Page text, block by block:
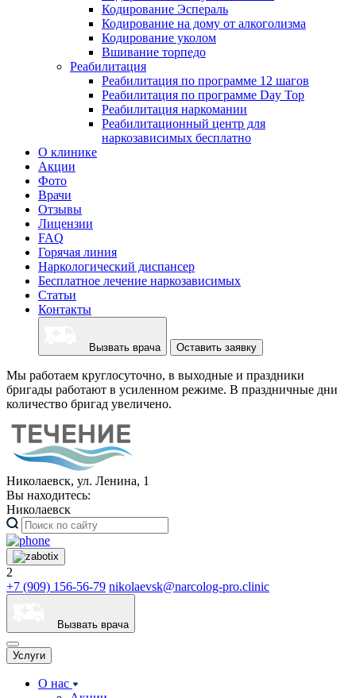
Кодирование Эспераль
Кодирование на дому от алкоголизма
Кодирование уколом
Вшивание торпедо
Реабилитация
Реабилитация по программе 12 шагов
Реабилитация по программе Day Top
Реабилитация наркомании
Реабилитационный центр для
наркозависимых бесплатно
О клинике
Акции
Фото
Врачи
Отзывы
Лицензии
FAQ
Горячая линия
Наркологический диспансер
Бесплатное лечение наркозависимых
Статьи
Контакты
Вызвать врача Оставить заявку
Мы работаем круглосуточно, в выходные и праздники
бригады работают в усиленном режиме. В праздничные дни
количество бригад увеличено.
Николаевск, ул. Ленина, 1
Вы находитесь:
Николаевск
2
+7 (909) 156-56-79 nikolaevsk@narcolog-pro.clinic
Вызвать врача
Услуги
О нас